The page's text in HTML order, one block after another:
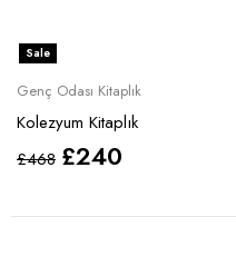
Sale
Genç Odası Kitaplık
Kolezyum Kitaplık
£468 £240